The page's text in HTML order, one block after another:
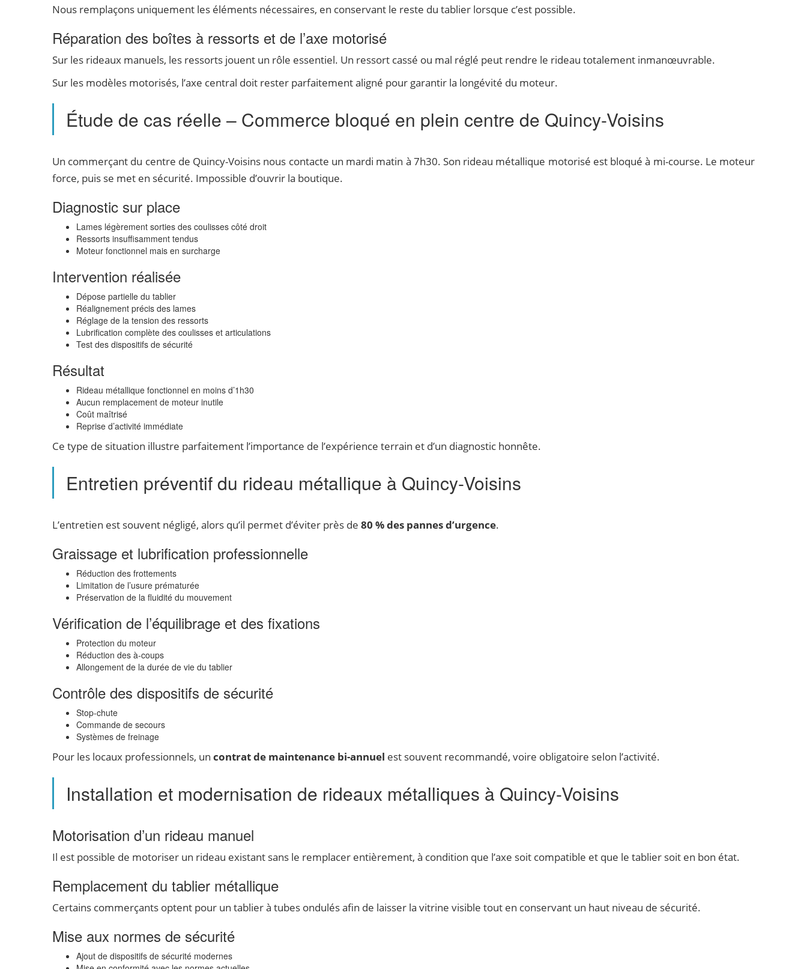
Nous remplaçons uniquement les éléments nécessaires, en conservant le reste du tablier lorsque c’est possible.
Réparation des boîtes à ressorts et de l’axe motorisé
Sur les rideaux manuels, les ressorts jouent un rôle essentiel. Un ressort cassé ou mal réglé peut rendre le rideau totalement inmanœuvrable.
Sur les modèles motorisés, l’axe central doit rester parfaitement aligné pour garantir la longévité du moteur.
Étude de cas réelle – Commerce bloqué en plein centre de Quincy-Voisins
Un commerçant du centre de Quincy-Voisins nous contacte un mardi matin à 7h30. Son rideau métallique motorisé est bloqué à mi-course. Le moteur
force, puis se met en sécurité. Impossible d’ouvrir la boutique.
Diagnostic sur place
Lames légèrement sorties des coulisses côté droit
Ressorts insuffisamment tendus
Moteur fonctionnel mais en surcharge
Intervention réalisée
Dépose partielle du tablier
Réalignement précis des lames
Réglage de la tension des ressorts
Lubrification complète des coulisses et articulations
Test des dispositifs de sécurité
Résultat
Rideau métallique fonctionnel en moins d’1h30
Aucun remplacement de moteur inutile
Coût maîtrisé
Reprise d’activité immédiate
Ce type de situation illustre parfaitement l’importance de l’expérience terrain et d’un diagnostic honnête.
Entretien préventif du rideau métallique à Quincy-Voisins
L’entretien est souvent négligé, alors qu’il permet d’éviter près de 80 % des pannes d’urgence.
Graissage et lubrification professionnelle
Réduction des frottements
Limitation de l’usure prématurée
Préservation de la fluidité du mouvement
Vérification de l’équilibrage et des fixations
Protection du moteur
Réduction des à-coups
Allongement de la durée de vie du tablier
Contrôle des dispositifs de sécurité
Stop-chute
Commande de secours
Systèmes de freinage
Pour les locaux professionnels, un contrat de maintenance bi-annuel est souvent recommandé, voire obligatoire selon l’activité.
Installation et modernisation de rideaux métalliques à Quincy-Voisins
Motorisation d’un rideau manuel
Il est possible de motoriser un rideau existant sans le remplacer entièrement, à condition que l’axe soit compatible et que le tablier soit en bon état.
Remplacement du tablier métallique
Certains commerçants optent pour un tablier à tubes ondulés afin de laisser la vitrine visible tout en conservant un haut niveau de sécurité.
Mise aux normes de sécurité
Ajout de dispositifs de sécurité modernes